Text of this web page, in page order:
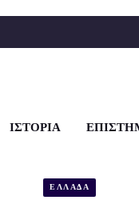
ΙΣΤΟΡΙΑ
ΕΛΛΑΔΑ